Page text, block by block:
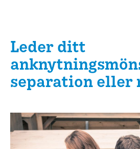
Leder ditt
separation eller